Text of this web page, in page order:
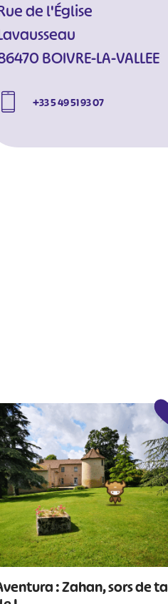
de l'Église
BOIVRE-LA-VALLEE
+33 5 49 51 93 07
: Zahan, sors de ta